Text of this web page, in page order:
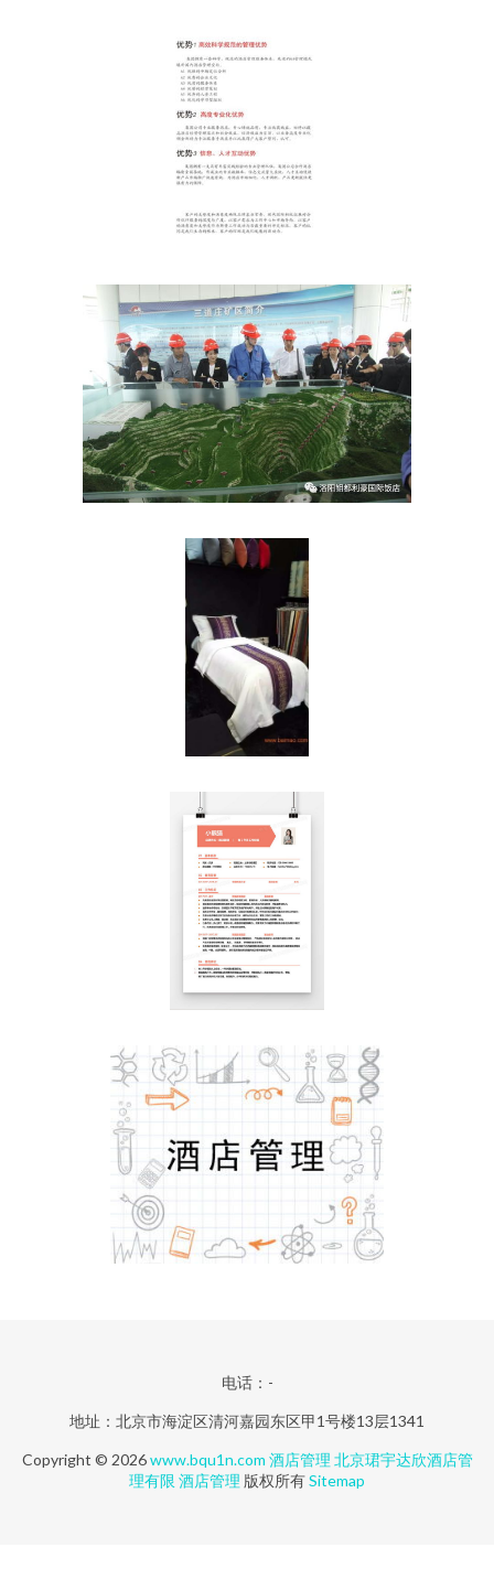
电话：-
地址：北京市海淀区清河嘉园东区甲1号楼13层1341
Copyright © 2026www.bqu1n.com 酒店管理 北京珺宇达欣酒店管
理有限 酒店管理 版权所有Sitemap